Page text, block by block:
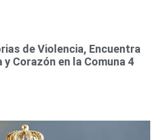
de Violencia, Encuentra
Corazón en la Comuna 4